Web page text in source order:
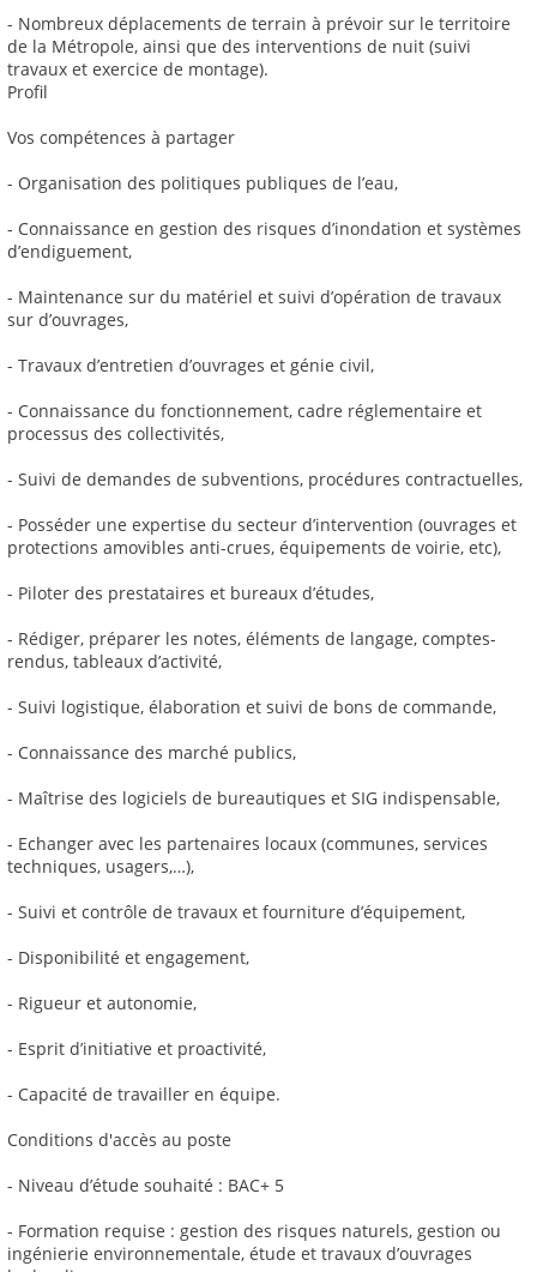
- Nombreux déplacements de terrain à prévoir sur le territoire
de la Métropole, ainsi que des interventions de nuit (suivi
travaux et exercice de montage).
Profil
Vos compétences à partager
- Organisation des politiques publiques de l’eau,
- Connaissance en gestion des risques d’inondation et systèmes
d’endiguement,
- Maintenance sur du matériel et suivi d’opération de travaux
sur d’ouvrages,
- Travaux d’entretien d’ouvrages et génie civil,
- Connaissance du fonctionnement, cadre réglementaire et
processus des collectivités,
- Suivi de demandes de subventions, procédures contractuelles,
- Posséder une expertise du secteur d’intervention (ouvrages et
protections amovibles anti-crues, équipements de voirie, etc),
- Piloter des prestataires et bureaux d’études,
- Rédiger, préparer les notes, éléments de langage, comptes-
rendus, tableaux d’activité,
- Suivi logistique, élaboration et suivi de bons de commande,
- Connaissance des marché publics,
- Maîtrise des logiciels de bureautiques et SIG indispensable,
- Echanger avec les partenaires locaux (communes, services
techniques, usagers,…),
- Suivi et contrôle de travaux et fourniture d’équipement,
- Disponibilité et engagement,
- Rigueur et autonomie,
- Esprit d’initiative et proactivité,
- Capacité de travailler en équipe.
Conditions d'accès au poste
- Niveau d’étude souhaité : BAC+ 5
- Formation requise : gestion des risques naturels, gestion ou
ingénierie environnementale, étude et travaux d’ouvrages